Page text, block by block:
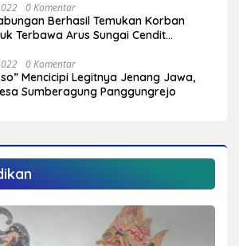
0 Komentar
Berhasil Temukan Korban
Terbawa Arus Sungai Cendit
0 Komentar
Mencicipi Legitnya Jenang Jawa,
Sumberagung Panggungrejo